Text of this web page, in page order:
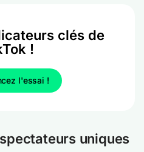
clés de
!
l'essai !
uniques